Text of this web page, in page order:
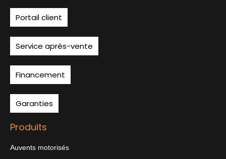
Portail client
Service après-vente
Financement
Garanties
Produits
Auvents motorisés